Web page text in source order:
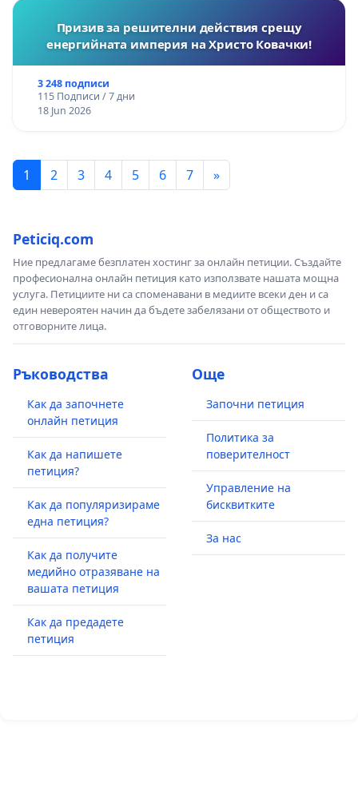
Призив за решителни действия срещу
енергийната империя на Христо Ковачки!
3 248 подписи
115 Подписи / 7 дни
18 Jun 2026
1 2 3 4 5 6 7 »
Peticiq.com
Ние предлагаме безплатен хостинг за онлайн петиции. Създайте
професионална онлайн петиция като използвате нашата мощна
услуга. Петициите ни са споменавани в медиите всеки ден и са
един невероятен начин да бъдете забелязани от обществото и
отговорните лица.
Ръководства
Как да започнете
онлайн петиция
Как да напишете
петиция?
Как да популяризираме
една петиция?
Как да получите
медийно отразяване на
вашата петиция
Как да предадете
петиция
Още
Започни петиция
Политика за
поверителност
Управление на
бисквитките
За нас